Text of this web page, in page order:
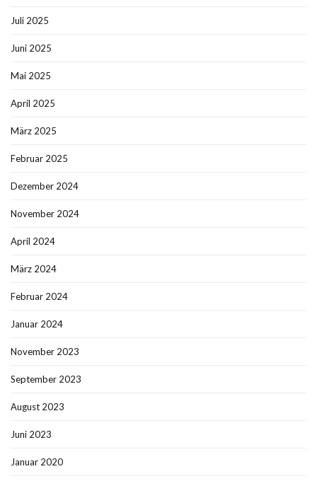
Juli 2025
Juni 2025
Mai 2025
April 2025
März 2025
Februar 2025
Dezember 2024
November 2024
April 2024
März 2024
Februar 2024
Januar 2024
November 2023
September 2023
August 2023
Juni 2023
Januar 2020